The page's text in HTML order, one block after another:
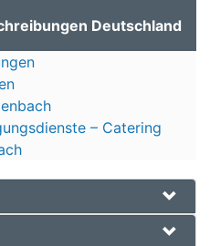
Deutschland
– Catering